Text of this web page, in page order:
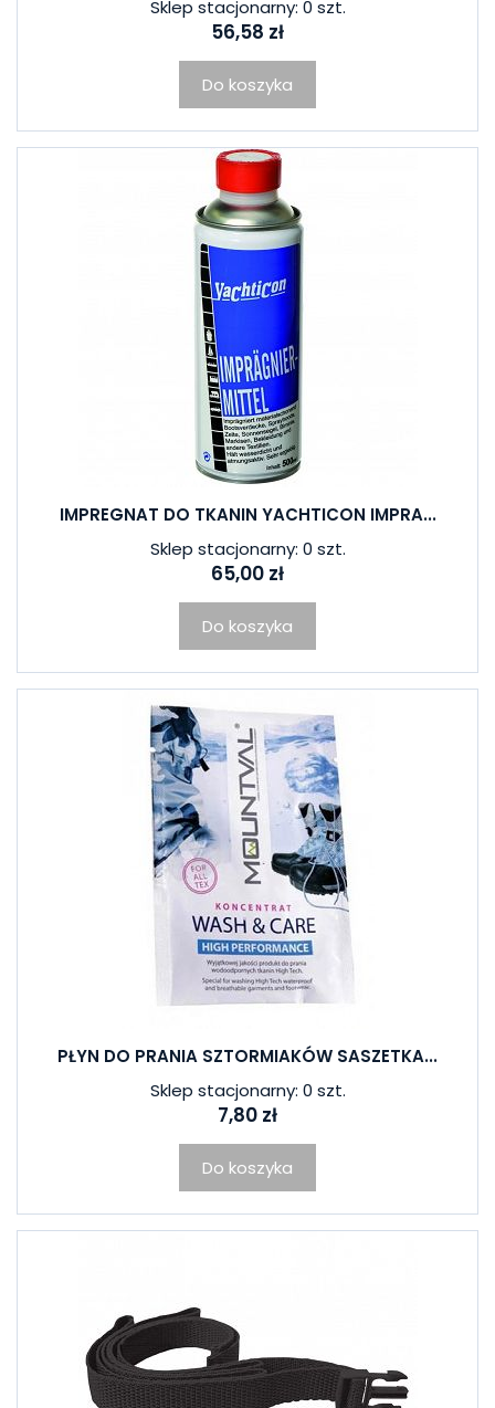
Sklep stacjonarny: 0 szt.
56,58 zł
Do koszyka
IMPREGNAT DO TKANIN YACHTICON IMPRA...
Sklep stacjonarny: 0 szt.
65,00 zł
Do koszyka
PŁYN DO PRANIA SZTORMIAKÓW SASZETKA...
Sklep stacjonarny: 0 szt.
7,80 zł
Do koszyka